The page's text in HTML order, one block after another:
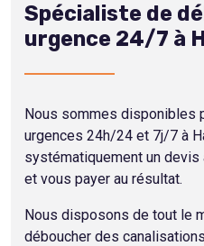
Spécialiste de
urgence 24/7 à
Nous sommes disponibles
urgences 24h/24 et 7j/7 à
systématiquement un
et vous payer au résultat.
Nous disposons de tout le
déboucher des